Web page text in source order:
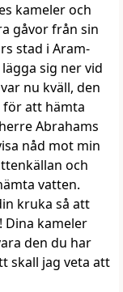
kameler och
gåvor från sin
stad i Aram-
sig ner vid
nu kväll, den
att hämta
Abrahams
nåd mot min
och
vatten.
kruka så att
Dina kameler
den du har
skall jag veta att